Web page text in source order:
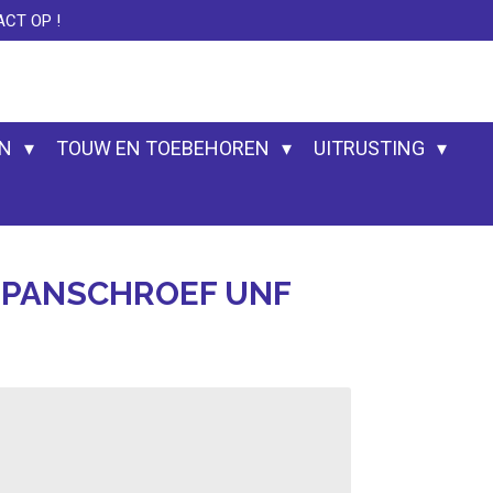
OP !
TOUW EN TOEBEHOREN UITRUSTING
UNF